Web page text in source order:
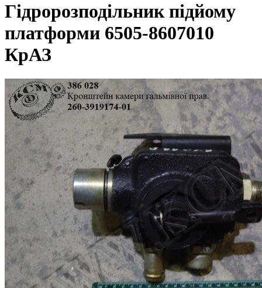
Гідророзподільник підйому
платформи 6505-8607010
КрАЗ